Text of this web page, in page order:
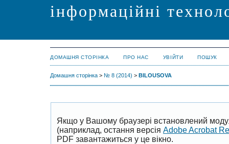
інформаційні
ДОМАШНЯ СТОРІНКА ПРО НАС УВІЙТИ ПОШУК
Домашня сторінка > № 8 (2014) > BILOUSOVA
Якщо у Вашому браузері встановлений
(наприклад, остання версія Adobe Acrobat
PDF завантажиться у це вікно.